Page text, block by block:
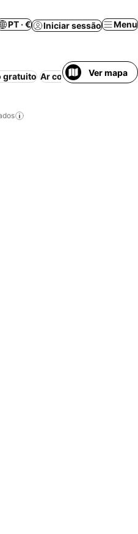
PT · € Iniciar sessão Menu
gratuito Ar condicionado
Ver mapa